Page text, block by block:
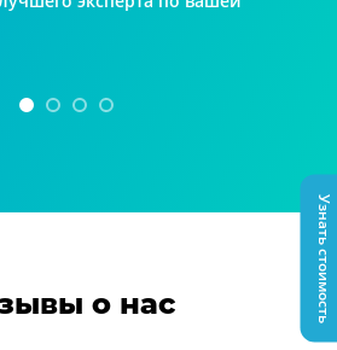
о нас Узнать стоимость